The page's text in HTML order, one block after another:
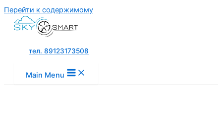
Перейти к содержимому
тел. 89123173508
Main Menu